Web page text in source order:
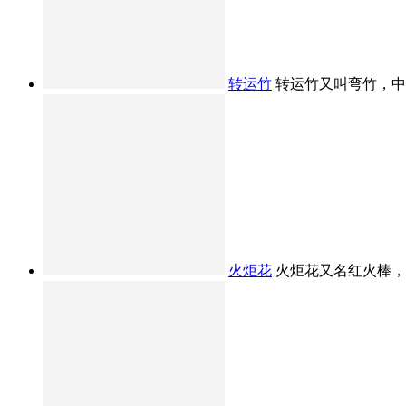
转运竹 转运竹又叫弯竹，
火炬花 火炬花又名红火棒